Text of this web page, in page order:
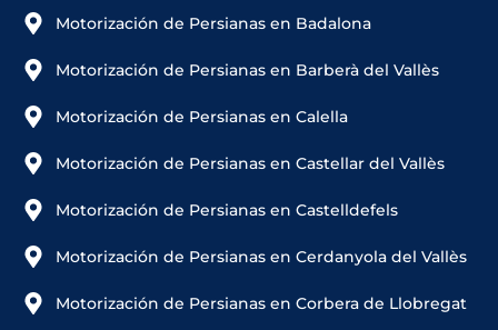
Motorización de Persianas en Badalona
Motorización de Persianas en Barberà del Vallès
Motorización de Persianas en Calella
Motorización de Persianas en Castellar del Vallès
Motorización de Persianas en Castelldefels
Motorización de Persianas en Cerdanyola del Vallès
Motorización de Persianas en Corbera de Llobregat